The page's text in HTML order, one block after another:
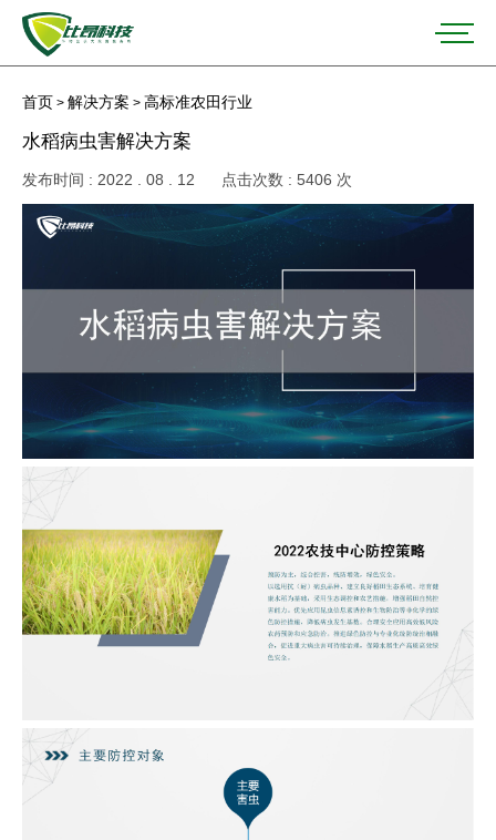
首页 > 解决方案 > 高标准农田行业
水稻病虫害解决方案
发布时间 : 2022 . 08 . 12 点击次数 : 5406 次